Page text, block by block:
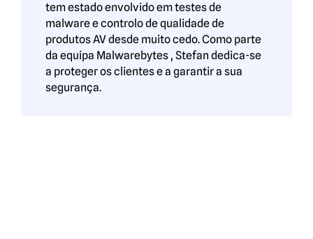
tem estado envolvido em testes de
malware e controlo de qualidade de
produtos AV desde muito cedo. Como parte
da equipa Malwarebytes , Stefan dedica-se
a proteger os clientes e a garantir a sua
segurança.